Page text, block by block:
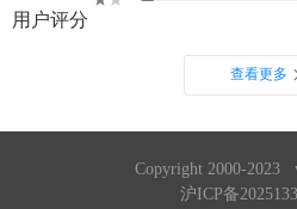
用户评分
查看更多
Copyright 2000-2023
沪ICP备